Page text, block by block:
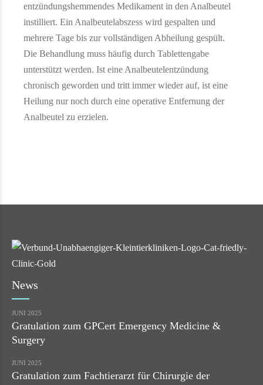
entzündungshemmendes Medikament in den Analbeutel
instilliert. Ein Analbeutelabszess wird gespalten und
mehrere Tage bis zur vollständigen Abheilung gespült.
Die Behandlung muss häufig durch Tablettengabe
unterstützt werden. Ist eine Analbeutelentzündung
chronisch geworden und tritt immer wieder auf, ist eine
Heilung nur noch durch eine operative Entfernung der
Analbeutel zu erzielen.
News
JUNI 2025
Gratulation zum GPCert Emergency Medicine &
Surgery
JUNI 2025
Gratulation zum Fachtierarzt für Chirurgie der